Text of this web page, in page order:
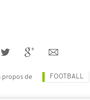
de FOOTBALL